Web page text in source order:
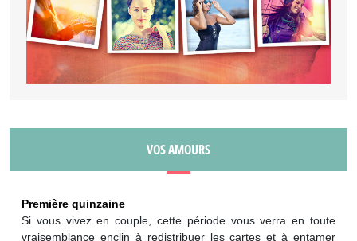
VOS AMOURS
Première quinzaine
Si vous vivez en couple, cette période vous verra en toute
vraisemblance enclin à redistribuer les cartes et à entamer